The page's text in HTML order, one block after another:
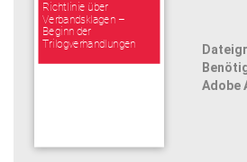
Richtlinie über
Verbandsklagen –
Beginn der
Trilogverhandlungen
Adobe